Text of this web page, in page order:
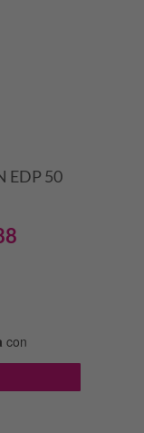
EDP 50
$25.081,88.
con